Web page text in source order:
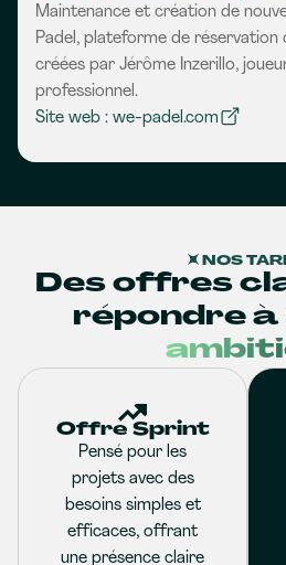
Maintenance et création de
Padel, plateforme de réservation
créées par Jérôme Inzerillo,
professionnel.
Site web : we-padel.com
NOS
Des offres
répondre à
Offre Sprint
Pensé pour les
projets avec des
besoins simples et
efficaces, offrant
une présence claire